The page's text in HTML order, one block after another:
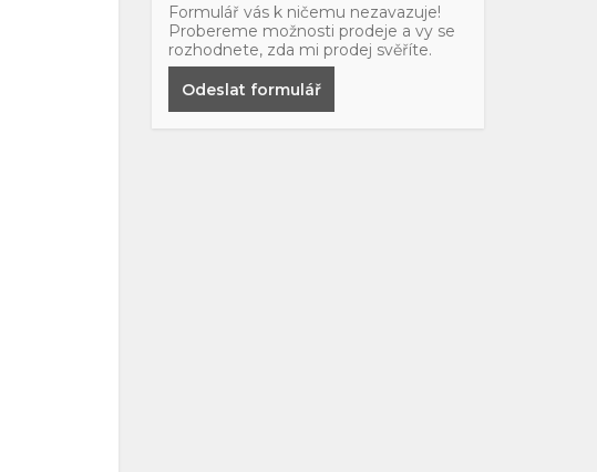
Formulář vás k ničemu nezavazuje!
Probereme možnosti prodeje a vy se
rozhodnete, zda mi prodej svěříte.
Odeslat formulář